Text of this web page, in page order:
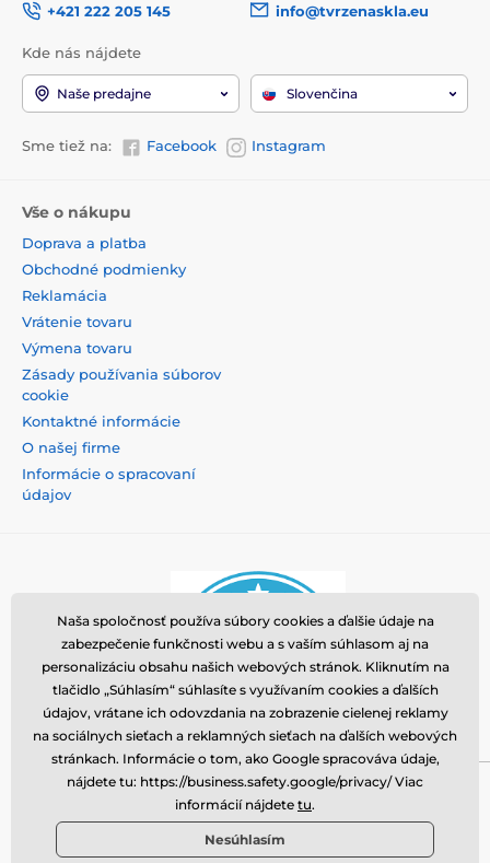
+421 222 205 145
info@tvrzenaskla.eu
Kde nás nájdete
Naše predajne Slovenčina
Sme tiež na: Facebook Instagram
Vše o nákupu
Doprava a platba
Obchodné podmienky
Reklamácia
Vrátenie tovaru
Výmena tovaru
Zásady používania súborov
cookie
Kontaktné informácie
O našej firme
Informácie o spracovaní
údajov
Momanio s.r.o., Okružní 361/14, 74718, Píšť, Česká
republika, VAT: CZ09604707, info@tvrzenaskla.eu,
+421 222 205 145
Naša spoločnosť používa súbory cookies a ďalšie údaje na
zabezpečenie funkčnosti webu a s vaším súhlasom aj na
personalizáciu obsahu našich webových stránok. Kliknutím na
tlačidlo „Súhlasím“ súhlasíte s využívaním cookies a ďalších
údajov, vrátane ich odovzdania na zobrazenie cielenej reklamy
na sociálnych sieťach a reklamných sieťach na ďalších webových
stránkach. Informácie o tom, ako Google spracováva údaje,
nájdete tu: https://business.safety.google/privacy/ Viac
informácií nájdete tu.
Nesúhlasím